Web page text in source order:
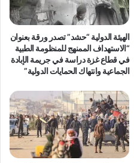
الهيئة الدولية “حشد” تصدر ورقة بعنوان
“الاستهداف الممنهج للمنظومة الطبية
في قطاع غزة دراسة في جريمة الإبادة
الجماعية وانتهاك الحمايات الدولية”